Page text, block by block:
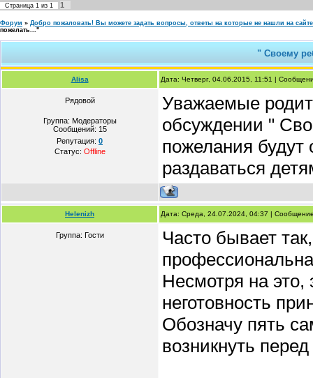
Страница 1 из 1 1
Форум » Добро пожаловать! Вы можете задать вопросы, ответы на которые не нашли на сайте
пожелать..."
" Своему
Alisa Дата: Четверг, 04.06.2015, 11:51 |
Рядовой
Группа: Модераторы
Сообщений: 15
Репутация: 0
Статус: Offline
Уважаемые
обсуждении "
пожелания
раздаваться
Helenizh Дата: Среда, 24.07.2024, 04:37 |
Группа: Гости
Часто бывает
Несмотря на
неготовность
Обозначу пять
возникнуть